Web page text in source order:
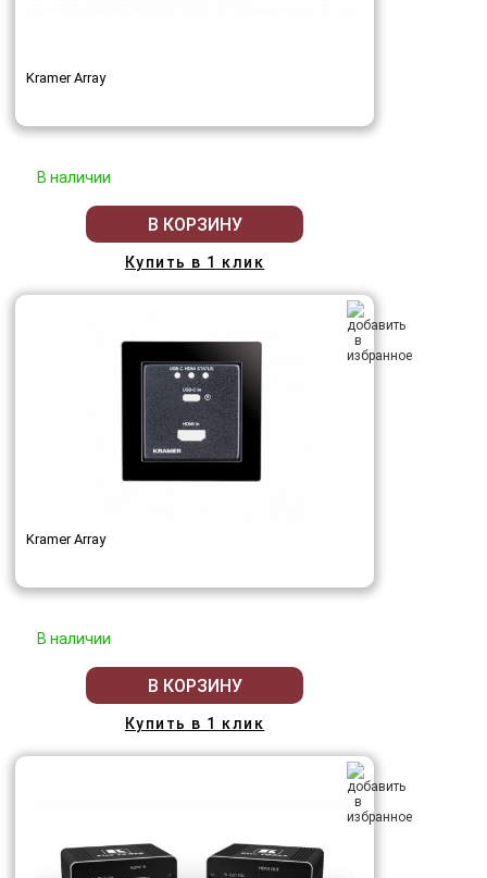
Kramer Array
В наличии
В КОРЗИНУ
Купить в 1 клик
Kramer Array
В наличии
В КОРЗИНУ
Купить в 1 клик